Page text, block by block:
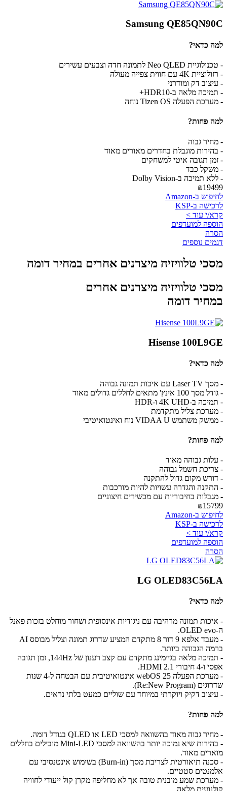
Samsung QE85QN90C
למה כדאי?
- טכנולוגיית Neo QLED לתמונה חדה וצבעים עשירים
- רזולוציית 4K עם חווית צפייה מעולה
- עיצוב דק ומודרני
- תמיכה מלאה ב-HDR10+
- מערכת הפעלה Tizen OS נוחה
למה פחות?
- מחיר גבוה
- בהירות מוגבלת בחדרים מאורים מאוד
- זמן תגובה איטי למשחקים
- משקל כבד
- ללא תמיכה ב-Dolby Vision
₪19499
לחיפוש ב-Amazon
לרכישה ב-KSP
קרא/י עוד >
הוספה למועדפים
הסרה
דגמים נוספים
מסכי טלוויזיה מיצרנים אחרים במחיר דומה
מסכי טלוויזיה מיצרנים אחרים
במחיר דומה
Hisense 100L9GE
למה כדאי?
- מסך Laser TV עם איכות תמונה גבוהה
- גודל מסך 100 אינץ' מתאים לחללים גדולים מאוד
- תמיכה ב-4K UHD ו-HDR
- מערכת צליל מתקדמת
- ממשק משתמש VIDAA U נוח ואינטואיטיבי
למה פחות?
- עלות גבוהה מאוד
- צריכת חשמל גבוהה
- דורש מקום גדול להתקנה
- התקנה והגדרה עשויות להיות מורכבות
- מגבלות בחיבוריות עם מכשירים חיצוניים
₪15799
לחיפוש ב-Amazon
לרכישה ב-KSP
קרא/י עוד >
הוספה למועדפים
הסרה
LG OLED83C56LA
למה כדאי?
- איכות תמונה מרהיבה עם ניגודיות אינסופית ושחור מוחלט בזכות פאנל
ה-OLED evo.
- מעבד אלפא 9 דור 8 מתקדם המציע שדרוג תמונה וצליל מבוסס AI
ברמה הגבוהה ביותר.
- תמיכה מלאה בגיימינג מתקדם עם קצב רענון של 144Hz, זמן תגובה
אפסי ו-4 חיבורי HDMI 2.1.
- מערכת הפעלה webOS 25 אינטואיטיבית עם הבטחה ל-4 שנות
שדרוגים (Re:New Program).
- עיצוב דקיק ויוקרתי במיוחד עם שוליים כמעט בלתי נראים.
למה פחות?
- מחיר גבוה מאוד בהשוואה למסכי LED או QLED בגודל דומה.
- בהירות שיא נמוכה יותר בהשוואה למסכי Mini-LED מובילים בחללים
מוארים מאוד.
- סכנה תיאורטית לצריבת מסך (Burn-in) בשימוש אינטנסיבי עם
אלמנטים סטטיים.
- מערכת שמע מובנית טובה אך לא מחליפה מקרן קול ייעודי לחוויה
קולנועית מלאה.